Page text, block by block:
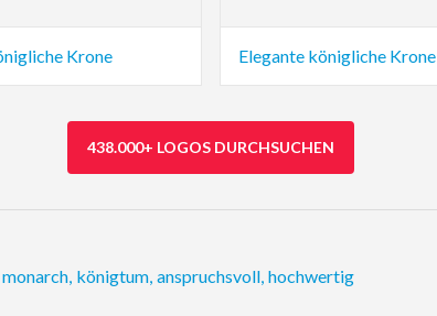
Krone Elegante königliche Krone
438.000+ LOGOS DURCHSUCHEN
monarch, königtum, anspruchsvoll, hochwertig